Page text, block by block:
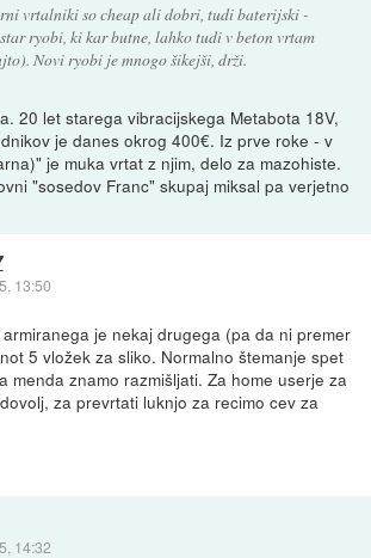
vrtalniki so cheap ali dobri, tudi baterijski -
ryobi, ki kar butne, lahko tudi v beton vrtam
Novi ryobi je mnogo šikejši, drži.
20 let starega vibracijskega Metabota 18V,
je danes okrog 400€. Iz prve roke - v
je muka vrtat z njim, delo za mazohiste.
"sosedov Franc" skupaj miksal pa verjetno
13:50
je nekaj drugega (pa da ni premer
5 vložek za sliko. Normalno štemanje spet
menda znamo razmišljati. Za home userje za
za prevrtati luknjo za recimo cev za
14:32